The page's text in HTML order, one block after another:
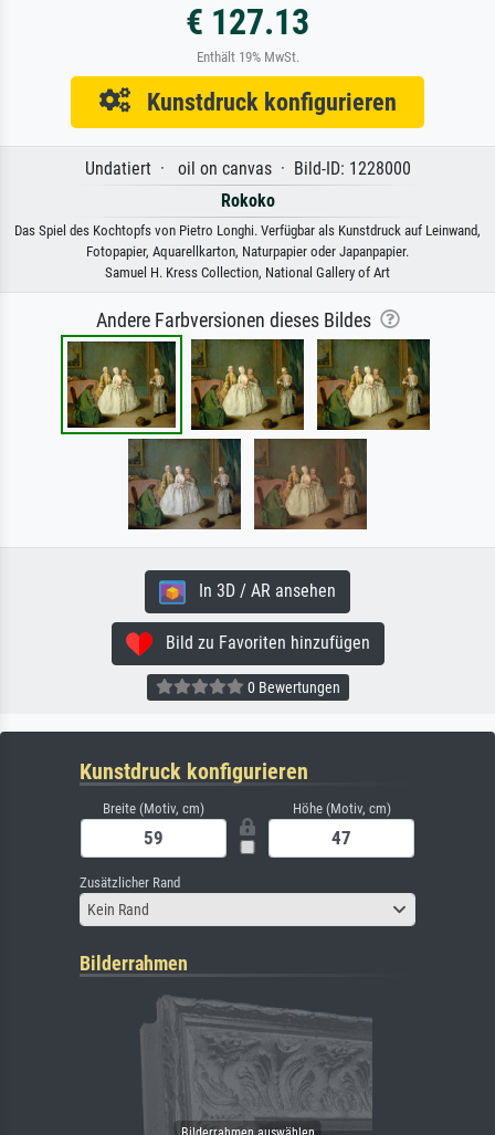
€ 127.13
Enthält 19% MwSt.
Kunstdruck konfigurieren
Undatiert · oil on canvas · Bild-ID: 1228000
Rokoko
Das Spiel des Kochtopfs von Pietro Longhi. Verfügbar als Kunstdruck auf Leinwand,
Fotopapier, Aquarellkarton, Naturpapier oder Japanpapier.
Samuel H. Kress Collection, National Gallery of Art
Andere Farbversionen dieses Bildes
In 3D / AR ansehen
Bild zu Favoriten hinzufügen
0 Bewertungen
Kunstdruck konfigurieren
Breite (Motiv, cm) Höhe (Motiv, cm)
Zusätzlicher Rand
Kein Rand
Bilderrahmen